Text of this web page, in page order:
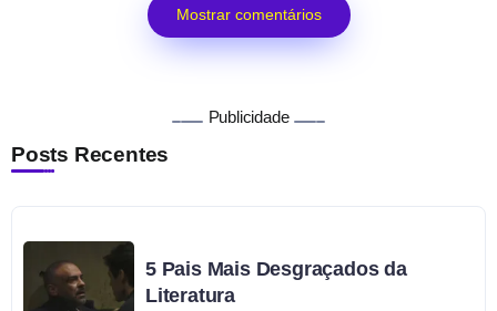
Mostrar comentários
Publicidade
Posts Recentes
5 Pais Mais Desgraçados da
Literatura